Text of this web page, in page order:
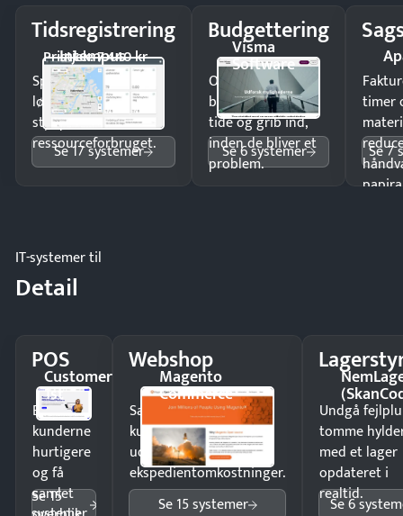
Tidsregistrering
Intempus
Pristjek: 7.440 kr
Spar tid på
lønberegning og få
styr på
ressourceforbruget.
Se 17 systemer
Budgettering
Visma
Software
Opdag
budgetafvigelser i
tide og grib ind,
inden de bliver et
problem.
Se 6 systemer
timer
Se 7
IT-systemer til
Detail
POS
Customer
1st
Ekspedér
kunderne
hurtigere
og få
samlet
Se 15
Webshop
Magento
Commerce
Sælg produkter 24/7 til
kunder i hele landet
uden
ekspedientomkostninger.
Se 15 systemer
Undgå
tomme
med et lager
opdateret i
realtid.
Se 6